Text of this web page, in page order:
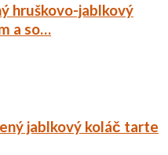
hruškovo-jablkový
a so…
jablkový koláč tarte